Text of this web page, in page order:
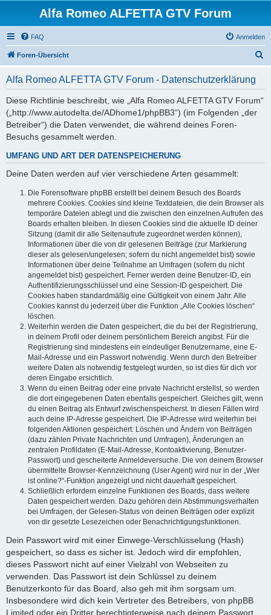
Alfa Romeo ALFETTA GTV Forum
FAQ Anmelden
Foren-Übersicht
Alfa Romeo ALFETTA GTV Forum - Datenschutzerklärung
Diese Richtlinie beschreibt, wie „Alfa Romeo ALFETTA GTV Forum“
(„http://www.autodelta.de/ADhome1/phpBB3“) (im Folgenden „der
Betreiber“) die Daten verwendet, die während deines Foren-
Besuchs gesammelt werden.
UMFANG UND ART DER DATENSPEICHERUNG
Deine Daten werden auf vier verschiedene Arten gesammelt:
Die Forensoftware phpBB erstellt bei deinem Besuch des Boards
mehrere Cookies. Cookies sind kleine Textdateien, die dein Browser als
temporäre Dateien ablegt und die zwischen den einzelnen Aufrufen des
Boards erhalten bleiben. In diesen Cookies sind die aktuelle ID deiner
Sitzung (damit dir alle Seitenaufrufe zugeordnet werden können),
Informationen über die von dir gelesenen Beiträge (zur Markierung
dieser als gelesen/ungelesen; sofern du nicht angemeldet bist) sowie
Informationen über deine Teilnahme an Umfragen (sofern du nicht
angemeldet bist) gespeichert. Ferner werden deine Benutzer-ID, ein
Authentifizierungsschlüssel und eine Session-ID gespeichert. Die
Cookies haben standardmäßig eine Gültigkeit von einem Jahr. Alle
Cookies kannst du jederzeit über die Funktion „Alle Cookies löschen“
löschen.
Weiterhin werden die Daten gespeichert, die du bei der Registrierung,
in deinem Profil oder deinem persönlichem Bereich angibst. Für die
Registrierung sind mindestens ein eindeutiger Benutzername, eine E-
Mail-Adresse und ein Passwort notwendig. Wenn durch den Betreiber
weitere Daten als notwendig festgelegt wurden, so ist dies für dich vor
deren Eingabe ersichtlich.
Wenn du einen Beitrag oder eine private Nachricht erstellst, so werden
die dort eingegebenen Daten ebenfalls gespeichert. Gleiches gilt, wenn
du einen Beitrag als Entwurf zwischenspeicherst. In diesen Fällen wird
auch deine IP-Adresse gespeichert. Die IP-Adresse wird weiterhin bei
folgenden Aktionen gespeichert: Löschen und Ändern von Beiträgen
(dazu zählen Private Nachrichten und Umfragen), Änderungen an
zentralen Profildaten (E-Mail-Adresse, Kontoaktivierung, Benutzer-
Passwort) und gescheiterte Anmeldeversuche. Die von deinem Browser
übermittelte Browser-Kennzeichnung (User Agent) wird nur in der „Wer
ist online?“-Funktion angezeigt und nicht dauerhaft gespeichert.
Schließlich erfordern einzelne Funktionen des Boards, dass weitere
Daten gespeichert werden. Dazu gehören dein Abstimmungsverhalten
bei Umfragen, der Gelesen-Status von deinen Beiträgen oder explizit
von dir gesetzte Lesezeichen oder Benachrichtigungsfunktionen.
Dein Passwort wird mit einer Einwege-Verschlüsselung (Hash)
gespeichert, so dass es sicher ist. Jedoch wird dir empfohlen,
dieses Passwort nicht auf einer Vielzahl von Webseiten zu
verwenden. Das Passwort ist dein Schlüssel zu deinem
Benutzerkonto für das Board, also geh mit ihm sorgsam um.
Insbesondere wird dich kein Vertreter des Betreibers, von phpBB
Limited oder ein Dritter berechtigterweise nach deinem Passwort